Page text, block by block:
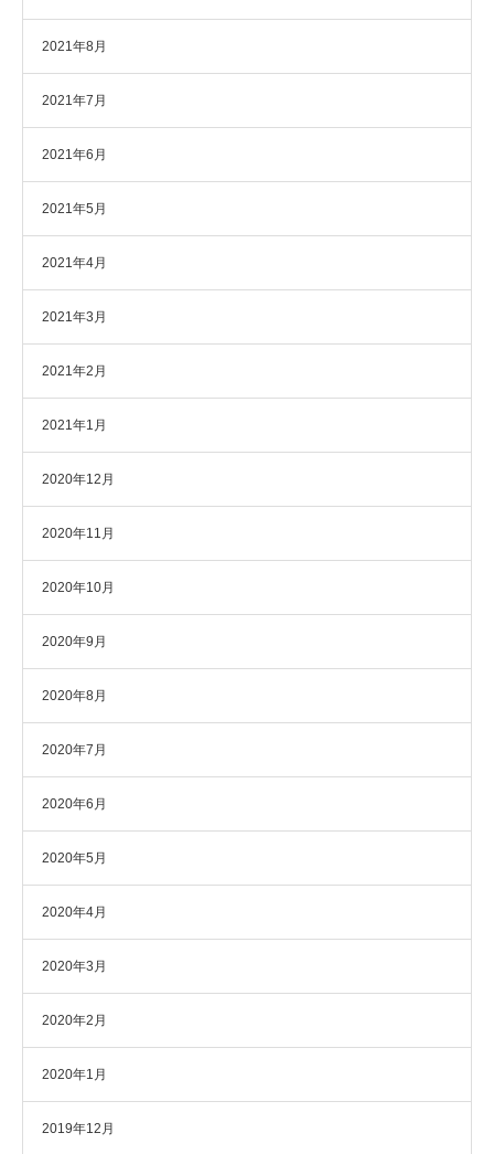
2021年8月
2021年7月
2021年6月
2021年5月
2021年4月
2021年3月
2021年2月
2021年1月
2020年12月
2020年11月
2020年10月
2020年9月
2020年8月
2020年7月
2020年6月
2020年5月
2020年4月
2020年3月
2020年2月
2020年1月
2019年12月